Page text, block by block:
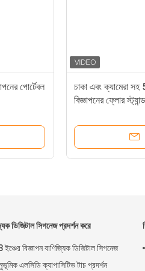
পোর্টেবল
চাকা এবং ক্যামেরা
বিজ্ঞাপনের ফ্লোর
ডিজিটাল সিগনেজ প্রদর্শন করে
ইঞ্চের বিজ্ঞাপন বাণিজ্যিক ডিজিটাল সিগনেজ
এলসিডি ক্যাপাসিটিভ টাচ প্রদর্শন